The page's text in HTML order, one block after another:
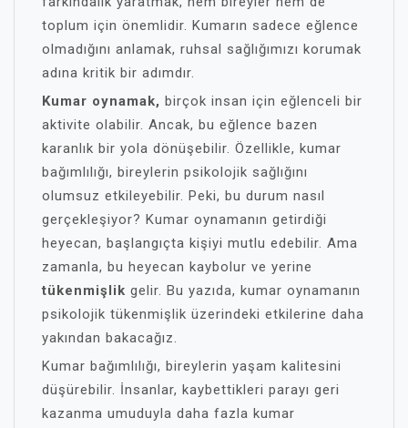
toplum için önemlidir. Kumarın sadece eğlence
olmadığını anlamak, ruhsal sağlığımızı korumak
adına kritik bir adımdır.
Kumar oynamak, birçok insan için eğlenceli bir
aktivite olabilir. Ancak, bu eğlence bazen
karanlık bir yola dönüşebilir. Özellikle, kumar
bağımlılığı, bireylerin psikolojik sağlığını
olumsuz etkileyebilir. Peki, bu durum nasıl
gerçekleşiyor? Kumar oynamanın getirdiği
heyecan, başlangıçta kişiyi mutlu edebilir. Ama
zamanla, bu heyecan kaybolur ve yerine
tükenmişlik gelir. Bu yazıda, kumar oynamanın
psikolojik tükenmişlik üzerindeki etkilerine daha
yakından bakacağız.
Kumar bağımlılığı, bireylerin yaşam kalitesini
düşürebilir. İnsanlar, kaybettikleri parayı geri
kazanma umuduyla daha fazla kumar